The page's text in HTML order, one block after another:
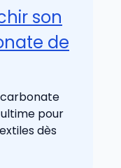
son
de
pour
dès